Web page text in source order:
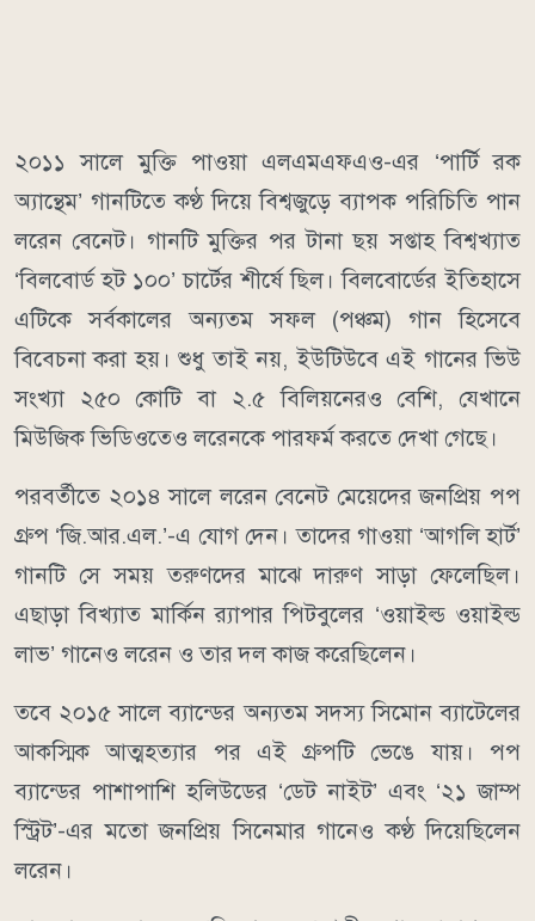
২০১১ সালে মুক্তি পাওয়া এলএমএফএও-এর ‘পার্টি রক
অ্যান্থেম’ গানটিতে কণ্ঠ দিয়ে বিশ্বজুড়ে ব্যাপক পরিচিতি পান
লরেন বেনেট। গানটি মুক্তির পর টানা ছয় সপ্তাহ বিশ্বখ্যাত
‘বিলবোর্ড হট ১০০’ চার্টের শীর্ষে ছিল। বিলবোর্ডের ইতিহাসে
এটিকে সর্বকালের অন্যতম সফল (পঞ্চম) গান হিসেবে
বিবেচনা করা হয়। শুধু তাই নয়, ইউটিউবে এই গানের ভিউ
সংখ্যা ২৫০ কোটি বা ২.৫ বিলিয়নেরও বেশি, যেখানে
মিউজিক ভিডিওতেও লরেনকে পারফর্ম করতে দেখা গেছে।
পরবর্তীতে ২০১৪ সালে লরেন বেনেট মেয়েদের জনপ্রিয় পপ
গ্রুপ ‘জি.আর.এল.’-এ যোগ দেন। তাদের গাওয়া ‘আগলি হার্ট’
গানটি সে সময় তরুণদের মাঝে দারুণ সাড়া ফেলেছিল।
এছাড়া বিখ্যাত মার্কিন র‍্যাপার পিটবুলের ‘ওয়াইল্ড ওয়াইল্ড
লাভ’ গানেও লরেন ও তার দল কাজ করেছিলেন।
তবে ২০১৫ সালে ব্যান্ডের অন্যতম সদস্য সিমোন ব্যাটেলের
আকস্মিক আত্মহত্যার পর এই গ্রুপটি ভেঙে যায়। পপ
ব্যান্ডের পাশাপাশি হলিউডের ‘ডেট নাইট’ এবং ‘২১ জাম্প
স্ট্রিট’-এর মতো জনপ্রিয় সিনেমার গানেও কণ্ঠ দিয়েছিলেন
লরেন।